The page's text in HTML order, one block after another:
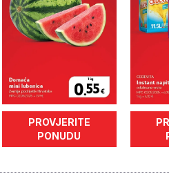
PROVJERITE
PONUDU